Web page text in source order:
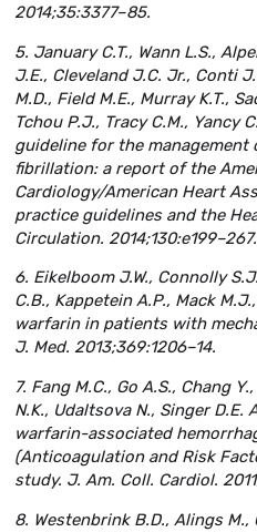
2014;35:3377–85.
5. January C.T., Wann L.S.,
J.E., Cleveland J.C. Jr., Conti
M.D., Field M.E., Murray K.T.,
Tchou P.J., Tracy C.M., Yancy
guideline for the
fibrillation: a report of the
Cardiology/American Heart
practice guidelines and the
Circulation. 2014;130:e199–267.
6. Eikelboom J.W., Connolly
C.B., Kappetein A.P., Mack
warfarin in patients with
J. Med. 2013;369:1206–14.
7. Fang M.C., Go A.S., Chang
N.K., Udaltsova N., Singer
warfarin-associated
(Anticoagulation and Risk
study. J. Am. Coll. Cardiol.
8. Westenbrink B.D., Alings